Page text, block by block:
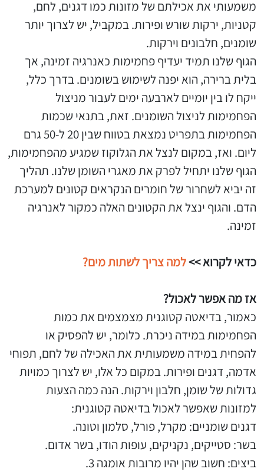
משמעותי את אכילתם של מזונות כמו דגנים, לחם,
קטניות, ירקות שורש ופירות. במקביל, יש לצרוך יותר
שומנים, חלבונים וירקות.
הגוף שלנו תמיד יעדיף פחמימות כאנרגיה זמינה, אך
בלית ברירה, הוא יפנה לשימוש בשומנים. בדרך כלל,
ייקח לו בין יומיים לארבעה ימים לעבור מניצול
הפחמימות לניצול השומנים. זאת, בתנאי שכמות
הפחמימות בתפריט נמצאת בטווח שבין 20 ל-50 גרם
ליום. ואז, במקום לנצל את הגלוקוז שמגיע מהפחמימות,
הגוף שלנו יתחיל לפרק את מאגרי השומן שלנו. תהליך
זה יביא לשחרור של חומרים הנקראים קטונים למערכת
הדם. והגוף ינצל את הקטונים האלה כמקור לאנרגיה
זמינה.
כדאי לקרוא >>למה צריך לשתות מים?
אז מה אפשר לאכול?
כאמור, בדיאטה קטוגנית מצמצמים את כמות
הפחמימות במידה ניכרת. כלומר, יש להפסיק או
להפחית במידה משמעותית את האכילה של לחם, תפוחי
אדמה, דגנים ופירות. במקום כל אלו, יש לצרוך כמויות
גדולות של שומן, חלבון וירקות. הנה כמה הצעות
למזונות שאפשר לאכול בדיאטה קטוגנית:
דגנים שומניים: מקרל, פורל, סלמון וטונה.
בשר: סטייקים, נקניקים, עופות הודו, בשר אדום.
ביצים: חשוב שהן יהיו מרובות אומגה 3.